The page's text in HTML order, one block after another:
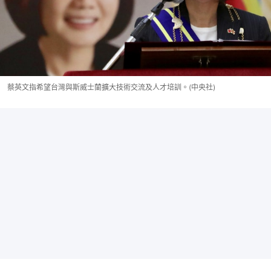
蔡英文指希望台灣與斯威士蘭擴大技術交流及人才培訓。(中央社)